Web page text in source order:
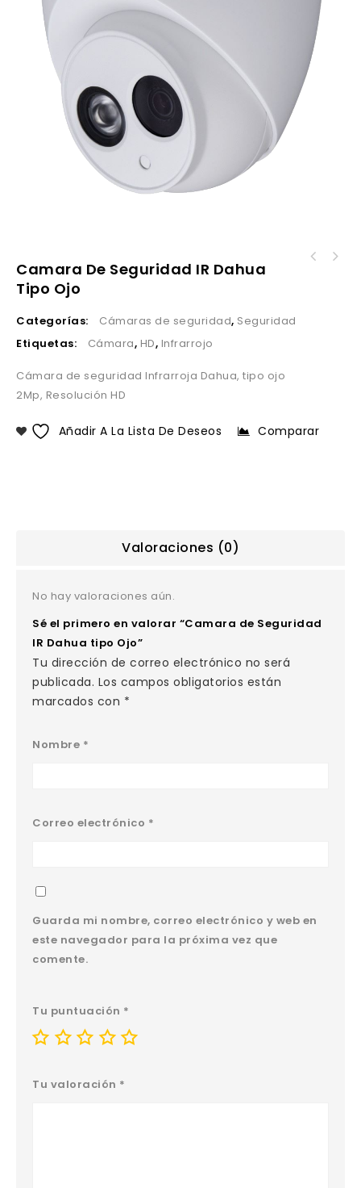
Camara De Seguridad IR Dahua
Tipo Ojo
Categorías: Cámaras de seguridad, Seguridad
Etiquetas:
Cámara, HD, Infrarrojo
Cámara de seguridad Infrarroja Dahua, tipo ojo
2Mp, Resolución HD
Añadir A La Lista De Deseos Comparar
Valoraciones (0)
No hay valoraciones aún.
Sé el primero en valorar “Camara de Seguridad
IR Dahua tipo Ojo”
Tu dirección de correo electrónico no será
publicada. Los campos obligatorios están
marcados con *
Nombre *
Correo electrónico *
Guarda mi nombre, correo electrónico y web en
este navegador para la próxima vez que
comente.
Tu puntuación *
Tu valoración *